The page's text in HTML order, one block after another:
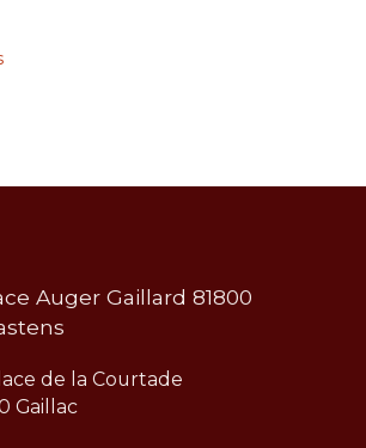
Auger Gaillard 81800
de la Courtade
Gaillac